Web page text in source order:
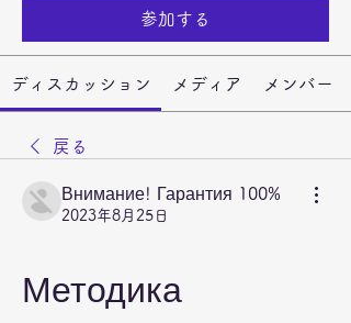
参加する
ディスカッション メディア メンバー
戻る
Внимание! Гарантия 100%
2023年8月25日
Методика